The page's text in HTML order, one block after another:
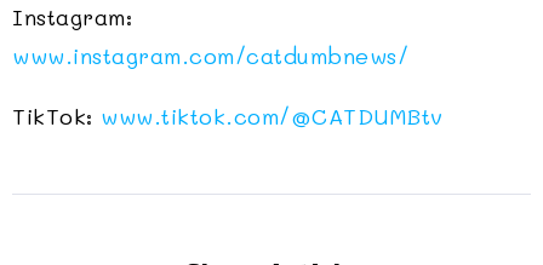
Instagram:
www.instagram.com/catdumbnews/
TikTok: www.tiktok.com/@CATDUMBtv